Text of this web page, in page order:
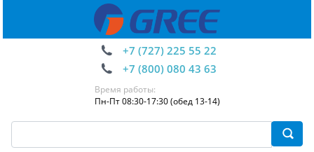
+7 (727) 225 55 22
+7 (800) 080 43 63
Время работы:
Пн-Пт 08:30-17:30 (обед 13-14)